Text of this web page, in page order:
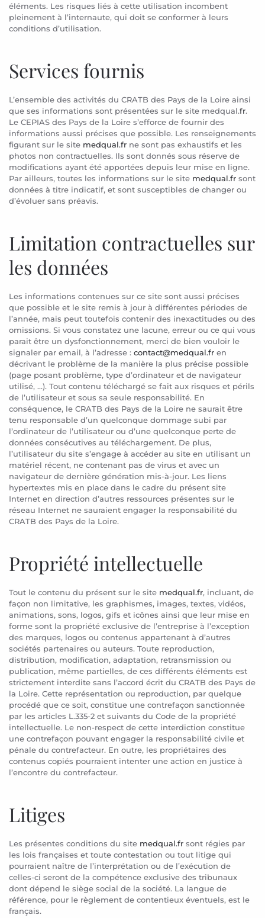
éléments. Les risques liés à cette utilisation incombent
pleinement à l’internaute, qui doit se conformer à leurs
conditions d’utilisation.
Services fournis
L’ensemble des activités du CRATB des Pays de la Loire ainsi
que ses informations sont présentées sur le site medqual.fr.
Le CEPIAS des Pays de la Loire s’efforce de fournir des
informations aussi précises que possible. Les renseignements
figurant sur le site medqual.fr ne sont pas exhaustifs et les
photos non contractuelles. Ils sont donnés sous réserve de
modifications ayant été apportées depuis leur mise en ligne.
Par ailleurs, toutes les informations sur le site medqual.fr sont
données à titre indicatif, et sont susceptibles de changer ou
d’évoluer sans préavis.
Limitation contractuelles sur
les données
Les informations contenues sur ce site sont aussi précises
que possible et le site remis à jour à différentes périodes de
l’année, mais peut toutefois contenir des inexactitudes ou des
omissions. Si vous constatez une lacune, erreur ou ce qui vous
parait être un dysfonctionnement, merci de bien vouloir le
signaler par email, à l’adresse : contact@medqual.fr en
décrivant le problème de la manière la plus précise possible
(page posant problème, type d’ordinateur et de navigateur
utilisé, …). Tout contenu téléchargé se fait aux risques et périls
de l’utilisateur et sous sa seule responsabilité. En
conséquence, le CRATB des Pays de la Loire ne saurait être
tenu responsable d’un quelconque dommage subi par
l’ordinateur de l’utilisateur ou d’une quelconque perte de
données consécutives au téléchargement. De plus,
l’utilisateur du site s’engage à accéder au site en utilisant un
matériel récent, ne contenant pas de virus et avec un
navigateur de dernière génération mis-à-jour. Les liens
hypertextes mis en place dans le cadre du présent site
Internet en direction d’autres ressources présentes sur le
réseau Internet ne sauraient engager la responsabilité du
CRATB des Pays de la Loire.
Propriété intellectuelle
Tout le contenu du présent sur le site medqual.fr, incluant, de
façon non limitative, les graphismes, images, textes, vidéos,
animations, sons, logos, gifs et icônes ainsi que leur mise en
forme sont la propriété exclusive de l’entreprise à l’exception
des marques, logos ou contenus appartenant à d’autres
sociétés partenaires ou auteurs. Toute reproduction,
distribution, modification, adaptation, retransmission ou
publication, même partielles, de ces différents éléments est
strictement interdite sans l’accord écrit du CRATB des Pays de
la Loire. Cette représentation ou reproduction, par quelque
procédé que ce soit, constitue une contrefaçon sanctionnée
par les articles L.335-2 et suivants du Code de la propriété
intellectuelle. Le non-respect de cette interdiction constitue
une contrefaçon pouvant engager la responsabilité civile et
pénale du contrefacteur. En outre, les propriétaires des
contenus copiés pourraient intenter une action en justice à
l’encontre du contrefacteur.
Litiges
Les présentes conditions du site medqual.fr sont régies par
les lois françaises et toute contestation ou tout litige qui
pourraient naître de l’interprétation ou de l’exécution de
celles-ci seront de la compétence exclusive des tribunaux
dont dépend le siège social de la société. La langue de
référence, pour le règlement de contentieux éventuels, est le
français.